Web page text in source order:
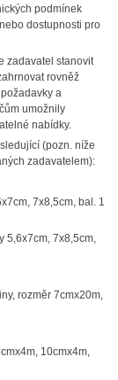
podmínek
dostupnosti pro
zadavatel stanovit
rovněž
a
umožnily
nabídky.
(pozn. níže
zadavatelem):
7x8,5cm, bal. 1
5,6x7cm, 7x8,5cm,
rozměr 7cmx20m,
10cmx4m,